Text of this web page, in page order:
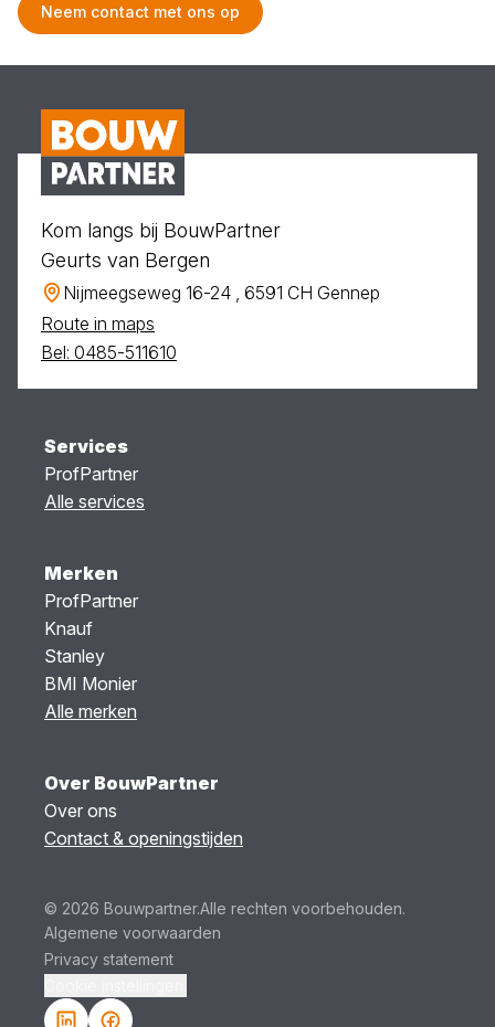
Neem contact met ons op
Kom langs bij BouwPartner
Geurts van Bergen
Nijmeegseweg 16-24 , 6591 CH Gennep
Route in maps
Bel: 0485-511610
Services
ProfPartner
Alle services
Merken
ProfPartner
Knauf
Stanley
BMI Monier
Alle merken
Over BouwPartner
Over ons
Contact & openingstijden
© 2026 Bouwpartner.Alle rechten voorbehouden.
Algemene voorwaarden
Privacy statement